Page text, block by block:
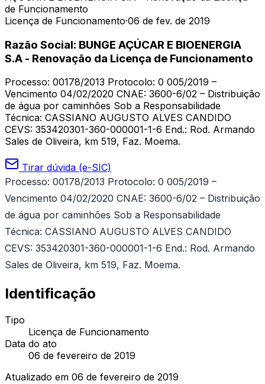
de Funcionamento
Licença de Funcionamento·06 de fev. de 2019
Razão Social: BUNGE AÇÚCAR E BIOENERGIA
S.A - Renovação da Licença de Funcionamento
Processo: 00178/2013 Protocolo: 0 005/2019 –
Vencimento 04/02/2020 CNAE: 3600-6/02 – Distribuição
de água por caminhões Sob a Responsabilidade
Técnica: CASSIANO AUGUSTO ALVES CANDIDO
CEVS: 353420301-360-000001-1-6 End.: Rod. Armando
Sales de Oliveira, km 519, Faz. Moema.
Tirar dúvida (e-SIC)
Processo: 00178/2013 Protocolo: 0 005/2019 –
Vencimento 04/02/2020 CNAE: 3600-6/02 – Distribuição
de água por caminhões Sob a Responsabilidade
Técnica: CASSIANO AUGUSTO ALVES CANDIDO
CEVS: 353420301-360-000001-1-6 End.: Rod. Armando
Sales de Oliveira, km 519, Faz. Moema.
Identificação
Tipo
Licença de Funcionamento
Data do ato
06 de fevereiro de 2019
Atualizado em 06 de fevereiro de 2019